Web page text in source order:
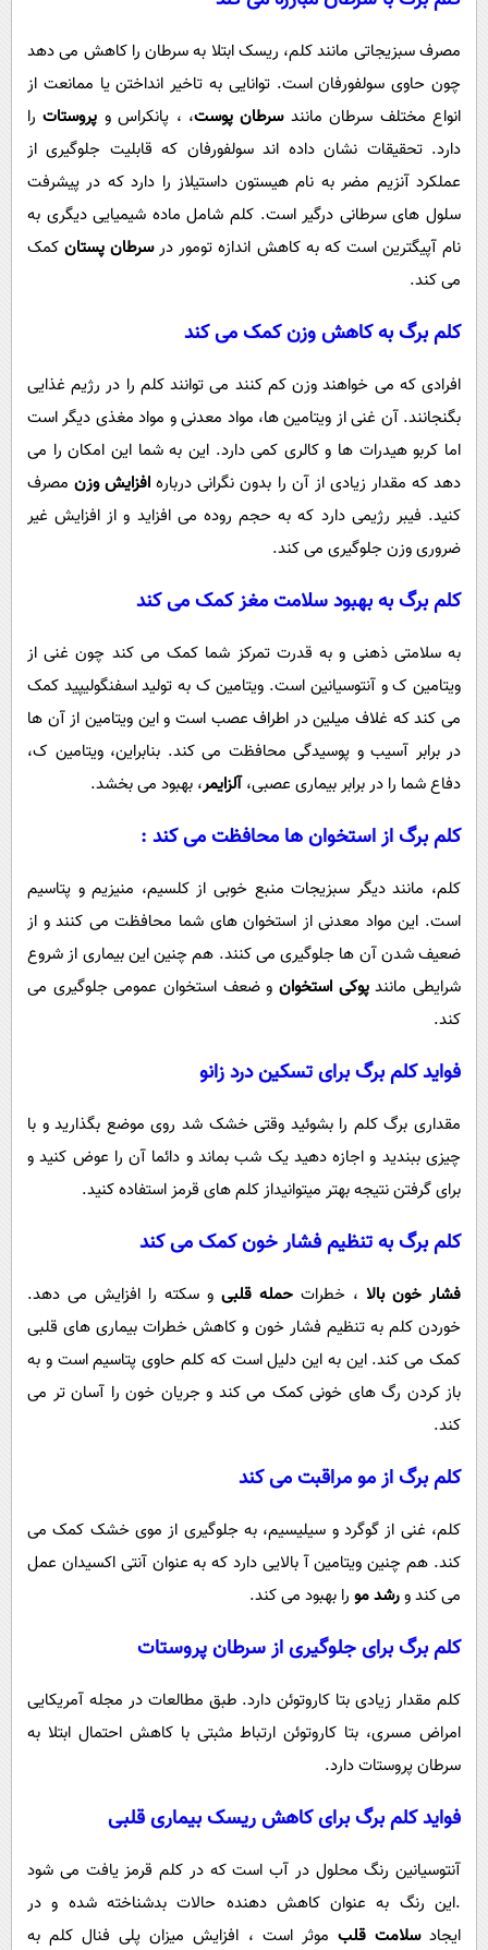
مصرف سبزیجاتی مانند کلم، ریسک ابتلا به سرطان را کاهش می دهد
چون حاوی سولفورفان است. توانایی به تاخیر انداختن یا ممانعت از
انواع مختلف سرطان مانندسرطان پوست، ، پانکراس و پروستاترا
دارد. تحقیقات نشان داده اند سولفورفان که قابلیت جلوگیری از
عملکرد آنزیم مضر به نام هیستون داستیلاز را دارد که در پیشرفت
سلول های سرطانی درگیر است. کلم شامل ماده شیمیایی دیگری به
نام آپیگترین است که به کاهش اندازه تومور درسرطان پستانکمک
می کند.
کلم برگ بهکاهش وزنکمک می کند
افرادی که می خواهند وزن کم کنند می توانند کلم را در رژیم غذایی
بگنجانند. آن غنی از ویتامین ها، مواد معدنی و مواد مغذی دیگر است
اما کربو هیدرات ها و کالری کمی دارد. این به شما این امکان را می
دهد که مقدار زیادی از آن را بدون نگرانی درباره افزایش وزنمصرف
کنید. فیبر رژیمی دارد که به حجم روده می افزاید و از افزایش غیر
ضروری وزن جلوگیری می کند.
کلم برگ به بهبود سلامت مغز کمک می کند
به سلامتی ذهنی و به قدرت تمرکز شما کمک می کند چون غنی از
ویتامین ک و آنتوسیانین است. ویتامین ک به تولید اسفنگولیپید کمک
می کند که غلاف میلین در اطراف عصب است و این ویتامین از آن ها
در برابر آسیب و پوسیدگی محافظت می کند. بنابراین، ویتامین ک،
دفاع شما را در برابر بیماری عصبی،آلزایمر، بهبود می بخشد.
کلم برگ از استخوان ها محافظت می کند :
کلم، مانند دیگر سبزیجات منبع خوبی از کلسیم، منیزیم و پتاسیم
است. این مواد معدنی از استخوان های شما محافظت می کنند و از
ضعیف شدن آن ها جلوگیری می کنند. هم چنین این بیماری از شروع
شرایطی مانندپوکی استخوان و ضعف استخوان عمومی جلوگیری می
کند.
فواید کلم برگ برای تسکین درد زانو
مقداری برگ کلم را بشوئید وقتی خشک شد روی موضع بگذارید و با
چیزی ببندید و اجازه دهید یک شب بماند و دائما آن را عوض کنید و
برای گرفتن نتیجه بهتر میتوانیداز کلم های قرمز استفاده کنید.
کلم برگ به تنظیمفشار خونکمک می کند
فشار خون بالا ، خطرات حمله قلبی و سکته را افزایش می دهد.
خوردن کلم به تنظیم فشار خون و کاهش خطرات بیماری های قلبی
کمک می کند. این به این دلیل است که کلم حاوی پتاسیم است و به
باز کردن رگ های خونی کمک می کند و جریان خون را آسان تر می
کند.
کلم برگ از مو مراقبت می کند
کلم، غنی از گوگرد و سیلیسیم، به جلوگیری از موی خشک کمک می
کند. هم چنین ویتامین آ بالایی دارد که به عنوان آنتی اکسیدان عمل
می کند ورشد مو را بهبود می کند.
کلم برگ برای جلوگیری از سرطان پروستات
کلم مقدار زیادی بتا کاروتوئن دارد. طبق مطالعات در مجله آمریکایی
امراض مسری، بتا کاروتوئن ارتباط مثبتی با کاهش احتمال ابتلا به
سرطان پروستات دارد.
فواید کلم برگ برای کاهش ریسک بیماری قلبی
آنتوسیانین رنگ محلول در آب است که در کلم قرمز یافت می شود
.این رنگ به عنوان کاهش دهنده حالات بدشناخته شده و در
ایجادسلامت قلب موثر است ، افزایش میزان پلی فنال کلم به